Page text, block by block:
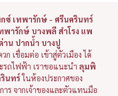
ซ์ เทพารักษ์ - ศรีนครินทร์
พารักษ์ บางพลี สำโรง แพ
าน ปากน้ำ บางปู
ก เชื่อมต่อ เข้าสู่ตัวเมือง ได้
รถไฟฟ้า เราขอแนะนำ ลุมพิ
นทร์ในห้องประกาศของ
าร จากเจ้าของและตัวแทนมือ